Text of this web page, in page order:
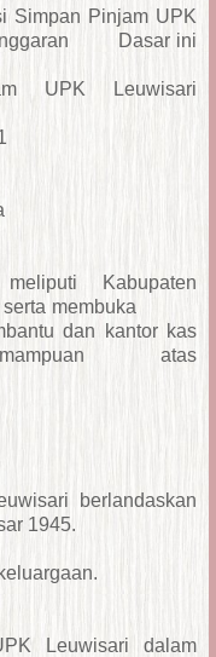
Simpan Pinjam UPK
Anggaran Dasar ini
UPK Leuwisari
Kabupaten
serta membuka
dan kantor kas
kemampuan atas
berlandaskan
1945.
Leuwisari dalam